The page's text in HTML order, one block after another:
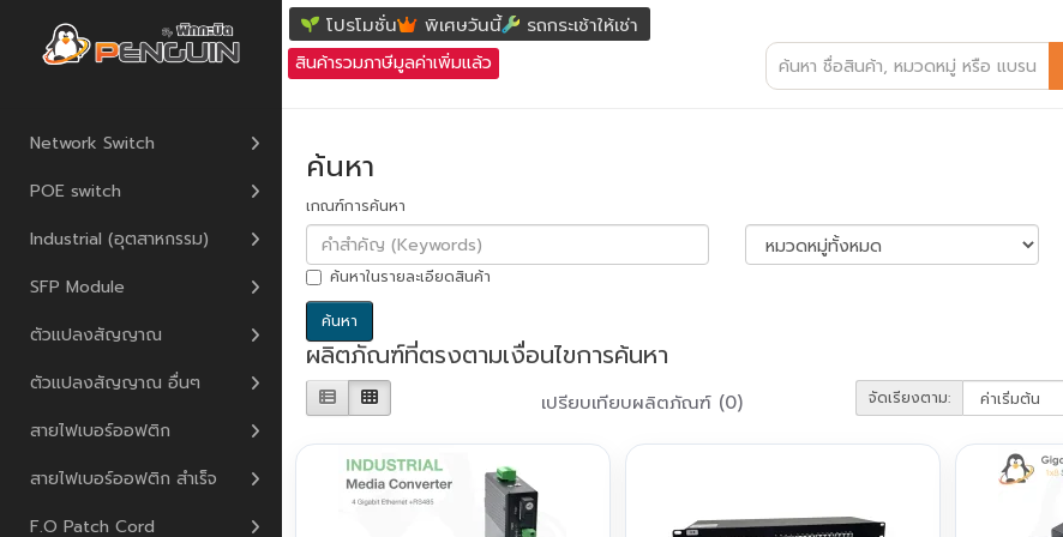
โปรโมชั่น พิเศษวันนี้ รถกระเช้าให้เช่า
สินค้ารวมภาษีมูลค่าเพิ่มแล้ว
Network Switch
POE switch
Industrial (อุตสาหกรรม)
SFP Module
ตัวแปลงสัญญาณ
ตัวแปลงสัญญาณ อื่นๆ
สายไฟเบอร์ออฟติก
สายไฟเบอร์ออฟติก สำเร็จ
F.O Patch Cord
ค้นหา
เกณฑ์การค้นหา
ค้นหาในรายละเอียดสินค้า
ผลิตภัณฑ์ที่ตรงตามเงื่อนไขการค้นหา
เปรียบเทียบผลิตภัณฑ์ (0) จัดเรียงตาม: